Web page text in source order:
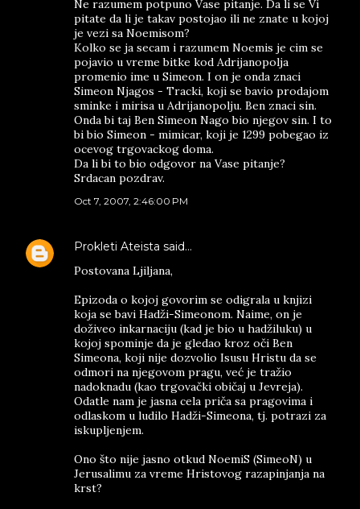
Ne razumem potpuno Vase pitanje. Da li se Vi
pitate da li je takav postojao ili ne znate u kojoj
je vezi sa Noemisom?
Kolko se ja secam i razumem Noemis je cim se
pojavio u vreme bitke kod Adrijanopolja
promenio ime u Simeon. I on je onda znaci
Simeon Njagos - Tracki, koji se bavio prodajom
sminke i mirisa u Adrijanopolju. Ben znaci sin.
Onda bi taj Ben Simeon Nago bio njegov sin. I to
bi bio Simeon - mimicar, koji je 1299 pobegao iz
ocevog trgovackog doma.
Da li bi to bio odgovor na Vase pitanje?
Srdacan pozdrav.
Oct 7, 2007, 2:46:00 PM
Prokleti Ateista said…
Postovana Ljiljana,
Epizоda o kojoj govorim se odigrala u knjizi
koja se bavi Hadži-Simeonom. Naime, on je
doživeo inkarnaciju (kad je bio u hadžiluku) u
kojoj spominje da je gledao kroz oči Ben
Simeona, koji nije dozvolio Isusu Hristu da se
odmori na njegovom pragu, već je tražio
nadoknadu (kao trgovački običaj u Jevreja).
Odatle nam je jasna cela priča sa pragovima i
odlaskom u ludilo Hadži-Simeona, tj. potrazi za
iskupljenjem.
Ono što nije jasno otkud NoemiS (SimeoN) u
Jerusalimu za vreme Hristovog razapinjanja na
krst?